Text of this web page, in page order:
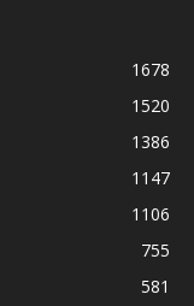
1678
1520
1386
1147
1106
755
581